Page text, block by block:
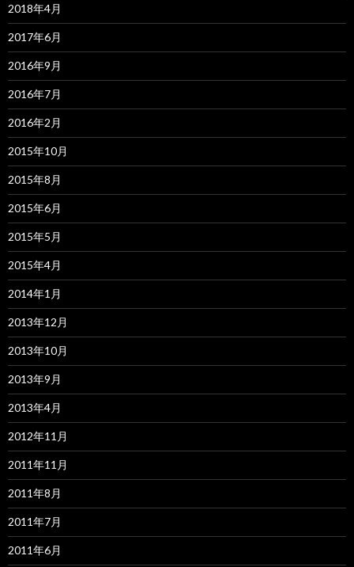
2018年4月
2017年6月
2016年9月
2016年7月
2016年2月
2015年10月
2015年8月
2015年6月
2015年5月
2015年4月
2014年1月
2013年12月
2013年10月
2013年9月
2013年4月
2012年11月
2011年11月
2011年8月
2011年7月
2011年6月